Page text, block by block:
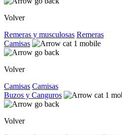
Volver
Remeras y musculosas Remeras
Camisas
Volver
Camisas Camisas
Buzos y Canguros
Volver